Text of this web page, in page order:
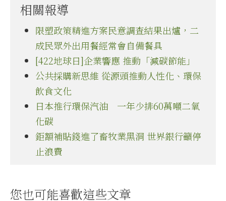
相關報導
限塑政策精進方案民意調查結果出爐，二
成民眾外出用餐經常會自備餐具
[422地球日]企業響應 推動「減碳節能」
公共採購新思維 從源頭推動人性化、環保
飲食文化
日本推行環保汽油 一年少排60萬噸二氧
化碳
鉅額補貼錢進了畜牧業黑洞 世界銀行籲停
止浪費
您也可能喜歡這些文章